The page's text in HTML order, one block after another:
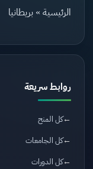
الرئيسية » بريطانيا
روابط سريعة
كل المنح
كل الجامعات
كل الدورات